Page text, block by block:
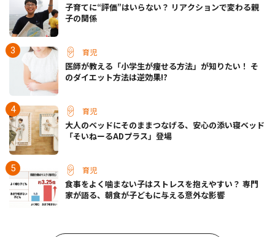
子育てに“評価”はいらない？ リアクションで変わる親
子の関係
育児
医師が教える「小学生が痩せる方法」が知りたい！ そ
のダイエット方法は逆効果!?
育児
大人のベッドにそのままつなげる、安心の添い寝ベッド
「そいねーるADプラス」登場
育児
食事をよく噛まない子はストレスを抱えやすい？ 専門
家が語る、朝食が子どもに与える意外な影響